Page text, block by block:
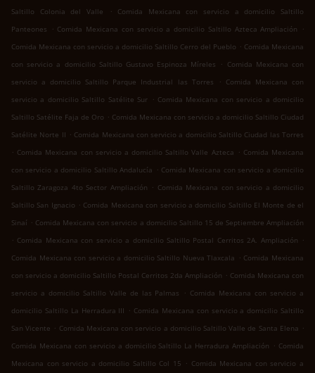
Saltillo Colonia del Valle
.
Comida Mexicana con servicio a domicilio Saltillo
Panteones
. Comida Mexicana con servicio a domicilio Saltillo Azteca Ampliación
.
Comida Mexicana con servicio a domicilio Saltillo Cerro del Pueblo . Comida Mexicana
con servicio a domicilio Saltillo Gustavo Espinoza Míreles
. Comida Mexicana con
servicio a domicilio Saltillo Parque Industrial las Torres
. Comida Mexicana con
servicio a domicilio Saltillo Satélite Sur . Comida Mexicana con servicio a domicilio
Saltillo Satélite Faja de Oro . Comida Mexicana con servicio a domicilio Saltillo Ciudad
Satélite Norte II . Comida Mexicana con servicio a domicilio Saltillo Ciudad las Torres
. Comida Mexicana con servicio a domicilio Saltillo Valle Azteca . Comida Mexicana
con servicio a domicilio Saltillo Andalucía . Comida Mexicana con servicio a domicilio
Saltillo Zaragoza 4to Sector Ampliación . Comida Mexicana con servicio a domicilio
Saltillo San Ignacio . Comida Mexicana con servicio a domicilio Saltillo El Monte de el
Sinaí . Comida Mexicana con servicio a domicilio Saltillo 15 de Septiembre Ampliación
. Comida Mexicana con servicio a domicilio Saltillo Postal Cerritos 2A. Ampliación .
Comida Mexicana con servicio a domicilio Saltillo Nueva Tlaxcala . Comida Mexicana
con servicio a domicilio Saltillo Postal Cerritos 2da Ampliación . Comida Mexicana con
servicio a domicilio Saltillo Valle de las Palmas
. Comida Mexicana con servicio a
domicilio Saltillo La Herradura III . Comida Mexicana con servicio a domicilio Saltillo
San Vicente . Comida Mexicana con servicio a domicilio Saltillo Valle de Santa Elena .
Comida Mexicana con servicio a domicilio Saltillo La Herradura Ampliación . Comida
Mexicana con servicio a domicilio Saltillo Col 15 . Comida Mexicana con servicio a